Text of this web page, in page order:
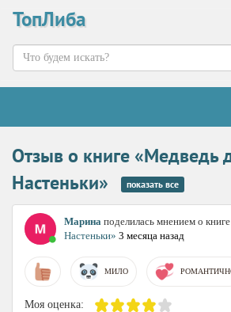
ТопЛиба
Отзыв о книге «Медведь
Настеньки»
показать все
Марина поделилась мнением о книге
Настеньки» 3 месяца назад
МИЛО
Моя оценка: